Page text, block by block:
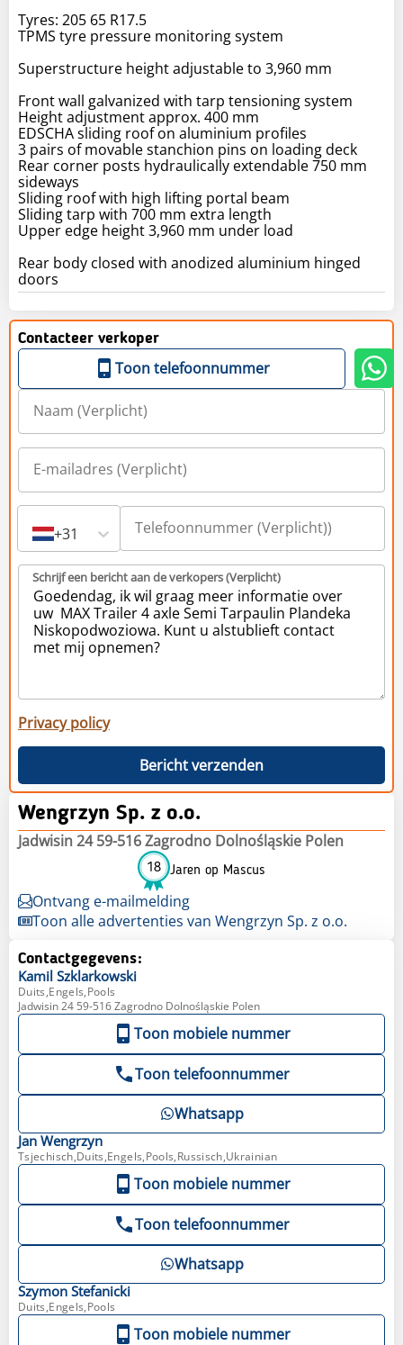
Tyres: 205 65 R17.5
TPMS tyre pressure monitoring system
Superstructure height adjustable to 3,960 mm
Front wall galvanized with tarp tensioning system
Height adjustment approx. 400 mm
EDSCHA sliding roof on aluminium profiles
3 pairs of movable stanchion pins on loading deck
Rear corner posts hydraulically extendable 750 mm
sideways
Sliding roof with high lifting portal beam
Sliding tarp with 700 mm extra length
Upper edge height 3,960 mm under load
Rear body closed with anodized aluminium hinged
doors
Contacteer verkoper
Toon telefoonnummer
+31
Schrijf een bericht aan de verkopers (Verplicht)
Privacy policy
Bericht verzenden
Wengrzyn Sp. z o.o.
Jadwisin 24 59-516 Zagrodno Dolnośląskie Polen
18 Jaren op Mascus
Ontvang e-mailmelding
Toon alle advertenties van Wengrzyn Sp. z o.o.
Contactgegevens:
Kamil Szklarkowski
Duits,Engels,Pools
Jadwisin 24 59-516 Zagrodno Dolnośląskie Polen
Toon mobiele nummer
Toon telefoonnummer
Whatsapp
Jan Wengrzyn
Tsjechisch,Duits,Engels,Pools,Russisch,Ukrainian
Toon mobiele nummer
Toon telefoonnummer
Whatsapp
Szymon Stefanicki
Duits,Engels,Pools
Toon mobiele nummer